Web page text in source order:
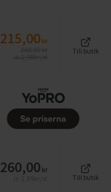
215,00 kr
Till butik
260,00 kr
Till butik